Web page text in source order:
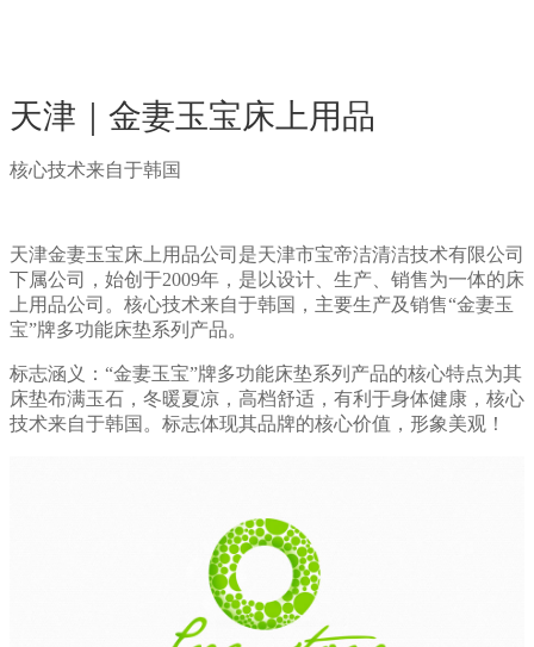
天津｜金妻玉宝床上用品
核心技术来自于韩国
天津金妻玉宝床上用品公司是天津市宝帝洁清洁技术有限公司
下属公司，始创于2009年，是以设计、生产、销售为一体的床
上用品公司。核心技术来自于韩国，主要生产及销售“金妻玉
宝”牌多功能床垫系列产品。
标志涵义：“金妻玉宝”牌多功能床垫系列产品的核心特点为其
床垫布满玉石，冬暖夏凉，高档舒适，有利于身体健康，核心
技术来自于韩国。标志体现其品牌的核心价值，形象美观！